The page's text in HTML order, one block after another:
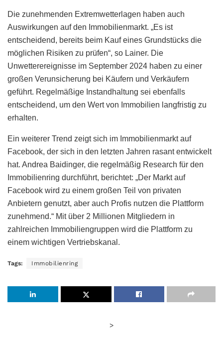
Die zunehmenden Extremwetterlagen haben auch
Auswirkungen auf den Immobilienmarkt. „Es ist
entscheidend, bereits beim Kauf eines Grundstücks die
möglichen Risiken zu prüfen“, so Lainer. Die
Unwetterereignisse im September 2024 haben zu einer
großen Verunsicherung bei Käufern und Verkäufern
geführt. Regelmäßige Instandhaltung sei ebenfalls
entscheidend, um den Wert von Immobilien langfristig zu
erhalten.
Ein weiterer Trend zeigt sich im Immobilienmarkt auf
Facebook, der sich in den letzten Jahren rasant entwickelt
hat. Andrea Baidinger, die regelmäßig Research für den
Immobilienring durchführt, berichtet: „Der Markt auf
Facebook wird zu einem großen Teil von privaten
Anbietern genutzt, aber auch Profis nutzen die Plattform
zunehmend.“ Mit über 2 Millionen Mitgliedern in
zahlreichen Immobiliengruppen wird die Plattform zu
einem wichtigen Vertriebskanal.
Tags: Immobilienring
>